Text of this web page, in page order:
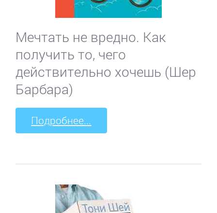
Мечтать не вредно. Как
получить то, чего
действительно хочешь (Шер
Барбара)
Подробнее...